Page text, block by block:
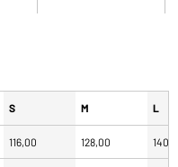
S M L
116,00 128,00